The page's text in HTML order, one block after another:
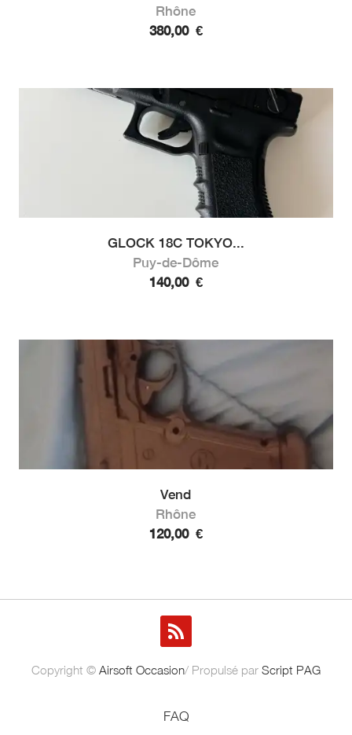
Rhône
380,00 €
GLOCK 18C TOKYO...
Puy-de-Dôme
140,00 €
Vend
Rhône
120,00 €
Copyright © Airsoft Occasion/ Propulsé par Script PAG
FAQ